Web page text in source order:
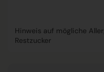
Hinweis auf mögliche
Restzucker